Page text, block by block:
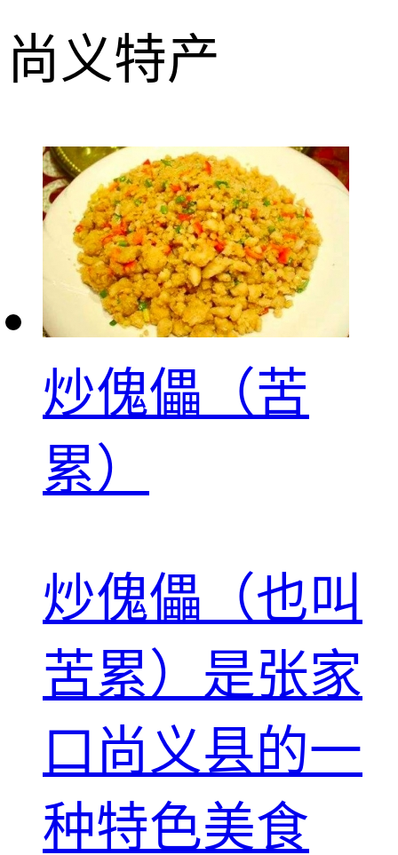
尚义特产
炒傀儡（苦
累）
炒傀儡（也叫
苦累）是张家
口尚义县的一
种特色美食